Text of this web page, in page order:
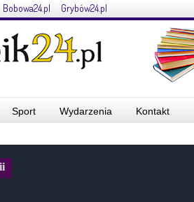
Bobowa24.pl Grybów24.pl
Sport Wydarzenia Kontakt